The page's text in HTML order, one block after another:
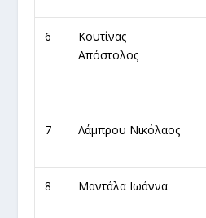
6
Κουτίνας
Απόστολος
7 Λάμπρου Νικόλαος
8 Μαντάλα Ιωάννα